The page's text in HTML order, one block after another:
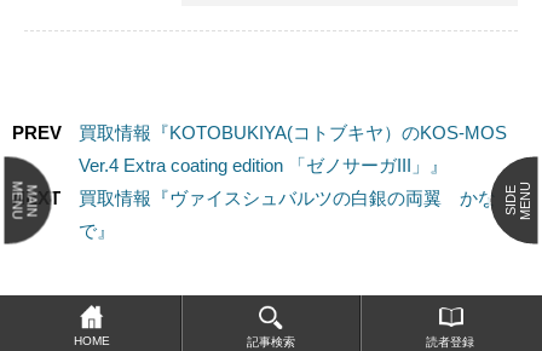
PREV
買取情報『KOTOBUKIYA(コトブキヤ）のKOS-MOS ​
Ver.4 ​Extra ​coating ​edition ​「ゼノサーガIII」』
NEXT
買取情報『ヴァイスシュバルツの白銀の両翼 かな
で』
MAIN
MENU SIDEMENU
HOME 記事検索 読者登録